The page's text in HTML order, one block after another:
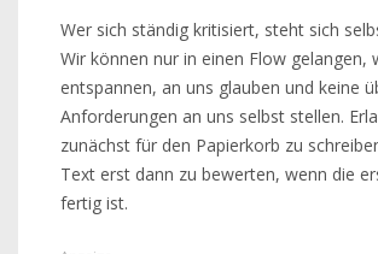
Wer sich ständig kritisiert, steht sich
Wir können nur in einen Flow gelangen,
entspannen, an uns glauben und keine
Anforderungen an uns selbst stellen.
zunächst für den Papierkorb zu
Text erst dann zu bewerten, wenn die
fertig ist.